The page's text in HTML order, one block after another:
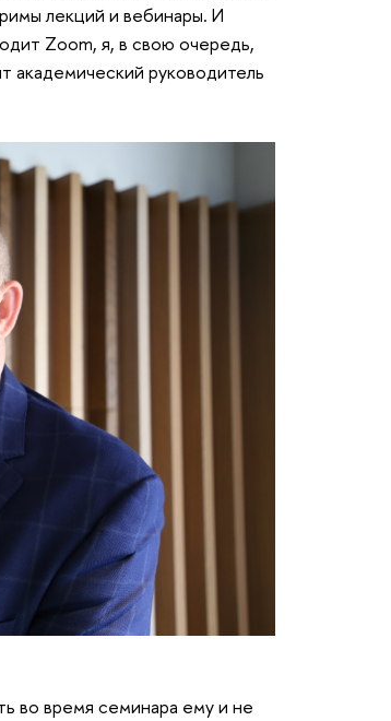
лекций и вебинары. И
Zoom, я, в свою очередь,
академический руководитель
во время семинара ему и не